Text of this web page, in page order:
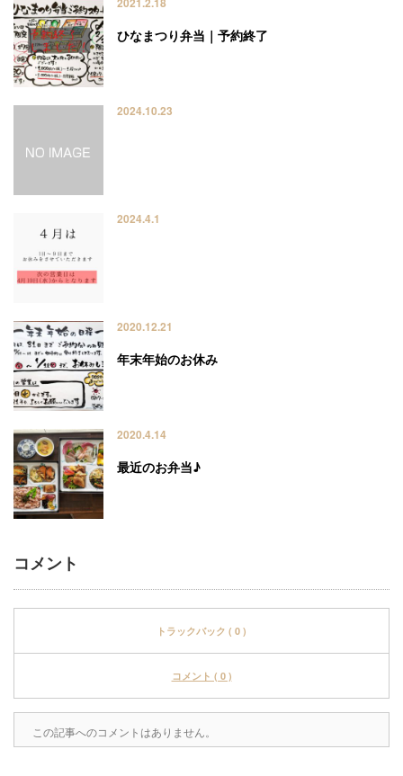
ひなまつり弁当｜予約終了
2024.10.23
2024.4.1
2020.12.21
年末年始のお休み
2020.4.14
最近のお弁当♪
コメント
トラックバック ( 0 )
コメント ( 0 )
この記事へのコメントはありません。